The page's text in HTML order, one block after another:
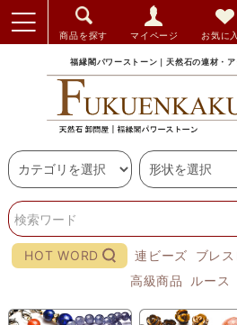
商品を探す マイページ お気に
福縁閣パワーストーン｜天然石の連材・
HOT WORD 連ビーズ ブレス
高級商品
ルース